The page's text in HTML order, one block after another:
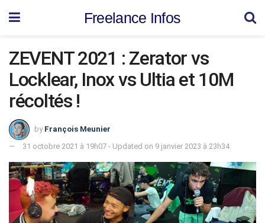
Freelance Infos
ZEVENT 2021 : Zerator vs
Locklear, Inox vs Ultia et 10M
récoltés !
by François Meunier
31 octobre 2021 à 19h07 - Updated on 9 janvier 2023 à 23h34